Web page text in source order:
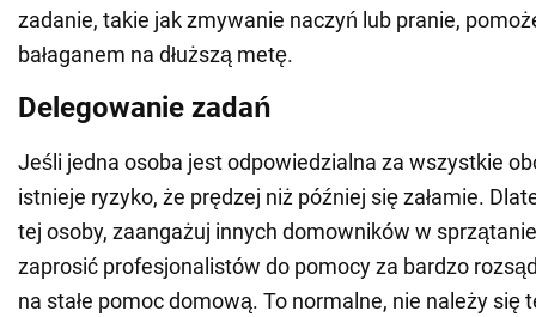
zadanie, takie jak zmywanie naczyń lub pranie,
bałaganem na dłuższą metę.
Delegowanie zadań
Jeśli jedna osoba jest odpowiedzialna za wszystkie
istnieje ryzyko, że prędzej niż później się załamie.
tej osoby, zaangażuj innych domowników w
zaprosić profesjonalistów do pomocy za bardzo
na stałe pomoc domową. To normalne, nie należy się